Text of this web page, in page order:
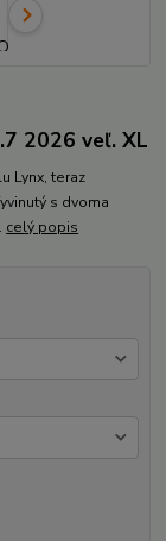
2026 veľ. XL
Lynx, teraz
s dvoma
celý popis